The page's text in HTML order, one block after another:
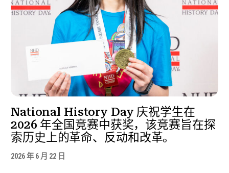
National History Day 庆祝学生在
2026 年全国竞赛中获奖，该竞赛旨在探
索历史上的革命、反动和改革。
2026 年 6 月 22 日